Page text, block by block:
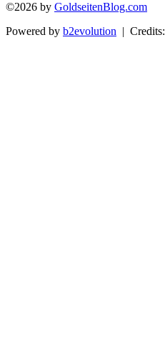
©2026 by GoldseitenBlog.com
Powered by b2evolution | Credits: